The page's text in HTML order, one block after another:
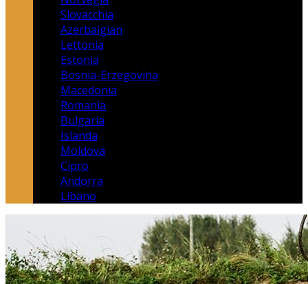
Slovacchia
Azerbaigian
Lettonia
Estonia
Bosnia-Erzegovina
Macedonia
Romania
Bulgaria
Islanda
Moldova
Cipro
Andorra
Libano